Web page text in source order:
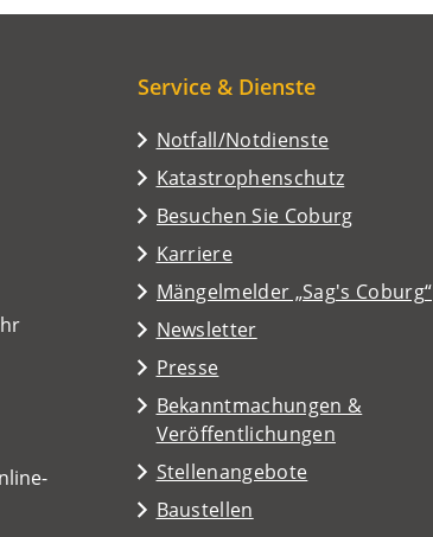
Service & Dienste
Notfall/Notdienste
Katastrophenschutz
Besuchen Sie Coburg
(Öffnet
in
neuen
Tab)
Karriere
Mängelmelder „Sag's Coburg“
(Öffnet
in
neuen
Tab)
Newsletter
Presse
Bekanntmachungen &
Veröffentlichungen
Stellenangebote
Baustellen